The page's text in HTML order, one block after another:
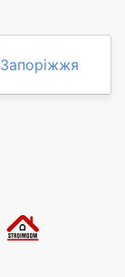
Запоріжжя